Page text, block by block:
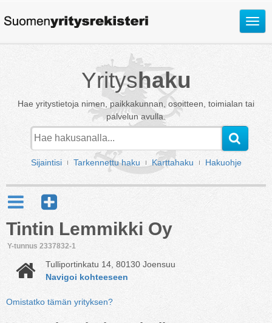
Avaa
Yrityshaku
Hae yritystietoja nimen, paikkakunnan, osoitteen, toimialan tai
palvelun avulla.
Sijaintisi Tarkennettu haku Karttahaku Hakuohje
Tintin Lemmikki Oy
Y-tunnus 2337832-1
Tulliportinkatu 14, 80130 Joensuu
Navigoi kohteeseen
Omistatko tämän yrityksen?